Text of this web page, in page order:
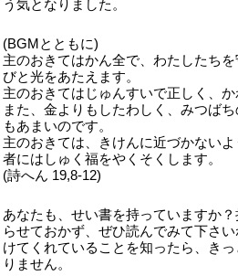
う気となりました。
(BGMとともに)
主のおきてはかん全で、わたしたち
びと光をあたえます。
主のおきてはじゅんすいで正しく、か
また、金よりもしたわしく、みつば
もあまいのです。
主のおきては、きけんに近づかない
者にはしゅく福をやくそくします。
(詩へん 19,8-12)
あなたも、せい書を持っていますか
らせておかず、ぜひ読んでみて下さ
けてくれていることを知ったら、き
りません。